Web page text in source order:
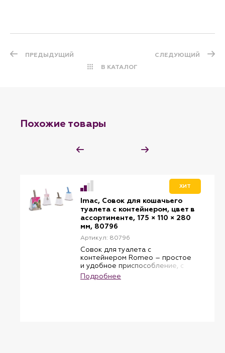
ПРЕДЫДУЩИЙ
В КАТАЛОГ
СЛЕДУЮЩИЙ
Похожие товары
ХИТ
Imac, Совок для кошачьего
туалета с контейнером, цвет в
ассортименте, 175 × 110 × 280
мм, 80796
Артикул: 80796
Совок для туалета с
контейнером Romeo – простое
и удобное приспособление, с
помощью которого не составит
труда убрать из лотка
Подробнее